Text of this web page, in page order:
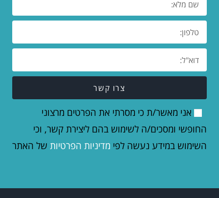
אני מאשר/ת כי מסרתי את הפרטים מרצוני
החופשי ומסכים/ה לשימוש בהם ליצירת קשר, וכי
השימוש במידע נעשה לפי מדיניות הפרטיות של האתר
צרו קשר